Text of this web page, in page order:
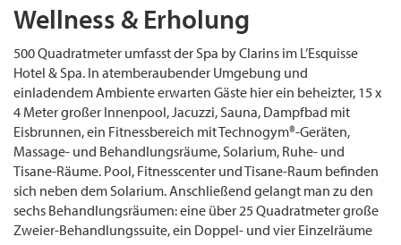
Wellness & Erholung
500 Quadratmeter umfasst der Spa by Clarins im L’Esquisse
Hotel & Spa. In atem­beraubender Umgebung und
einladendem Ambiente erwarten Gäste hier ein beheizter, 15 x
4 Meter großer Innenpool, Jacuzzi, Sauna, Dampfbad mit
Eisbrunnen, ein Fitnessbereich mit Technogym®-Geräten,
Massage- und Behandlungsräume, Solarium, Ruhe- und
Tisane-Räume. Pool, Fitnesscenter und Tisane-Raum befinden
sich neben dem Solarium. Anschließend gelangt man zu den
sechs Behandlungsräumen: eine über 25 Quadratmeter große
Zweier-Behandlungssuite, ein Doppel- und vier Einzelräume